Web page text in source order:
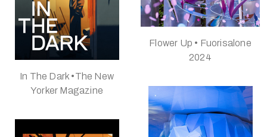
In The Dark •The New
Yorker Magazine
Flower Up • Fuorisalone
2024